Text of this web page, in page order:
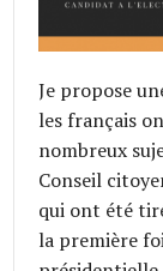
Je propose
les français
nombreux
Conseil
qui ont été
la première